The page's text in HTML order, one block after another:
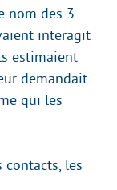
nom des 3
interagit
estimaient
demandait
qui les
contacts, les